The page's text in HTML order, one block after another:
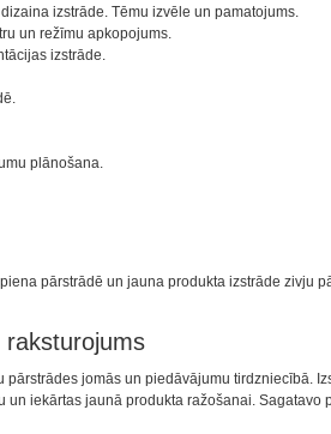
izstrāde. Tēmu izvēle un pamatojums.
un režīmu apkopojums.
izstrāde.
plānošana.
pārstrādē un jauna produkta izstrāde zivju
jomās un piedāvājumu tirdzniecībā.
iekārtas jaunā produkta ražošanai.